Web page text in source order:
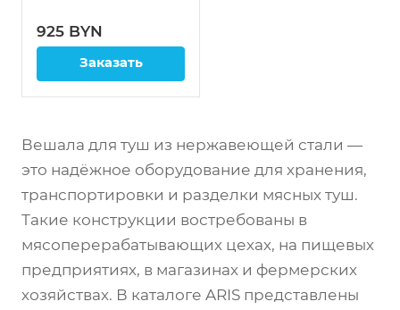
Габариты
(ДxШxВ): 1200 x 700 x
1800 мм
(на колесах)
Производство: Беларусь
Модель: Вешало
передвижное ВМ 12/7
925 BYN
Заказать
Вешала для туш из нержавеющей стали —
это надёжное оборудование для хранения,
транспортировки и разделки мясных туш.
Такие конструкции востребованы в
мясоперерабатывающих цехах, на пищевых
предприятиях, в магазинах и фермерских
хозяйствах. В каталоге ARIS представлены